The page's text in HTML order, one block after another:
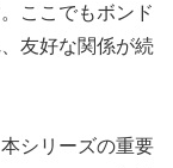
ここでもボンド
友好な関係が続
シリーズの重要